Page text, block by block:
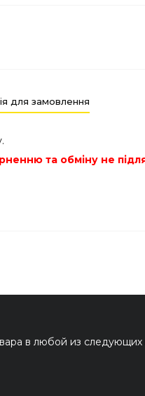
для замовлення
та обміну не
в любой из